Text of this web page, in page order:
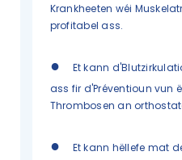
Krankheeten wéi
profitabel ass.
●
Et kann
ass fir d'Préventioun vun
Thrombosen an
●
Et kann hëllefe mat